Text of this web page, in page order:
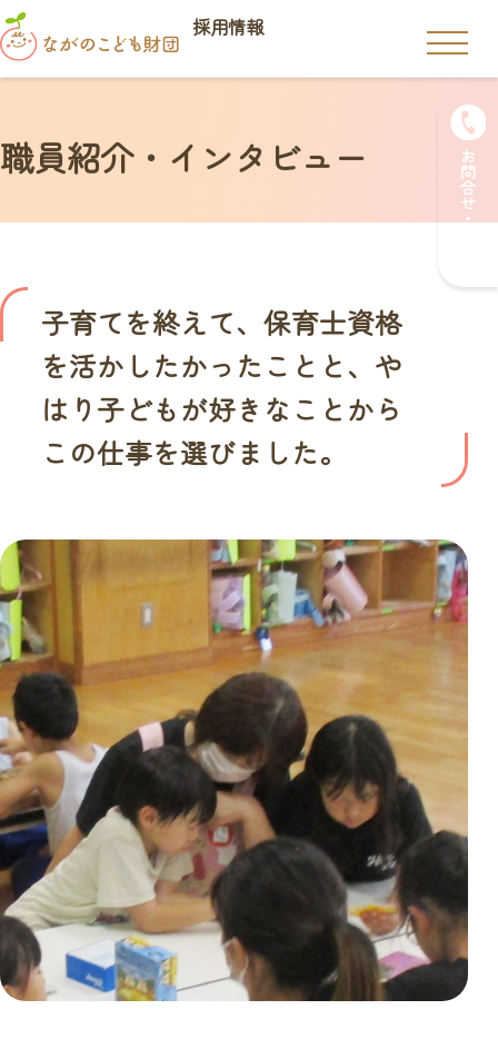
採用情報
お問合せ・ご応募
職員紹介・インタビュー
子育てを終えて、保育士資格
を活かしたかったことと、や
はり子どもが好きなことから
この仕事を選びました。